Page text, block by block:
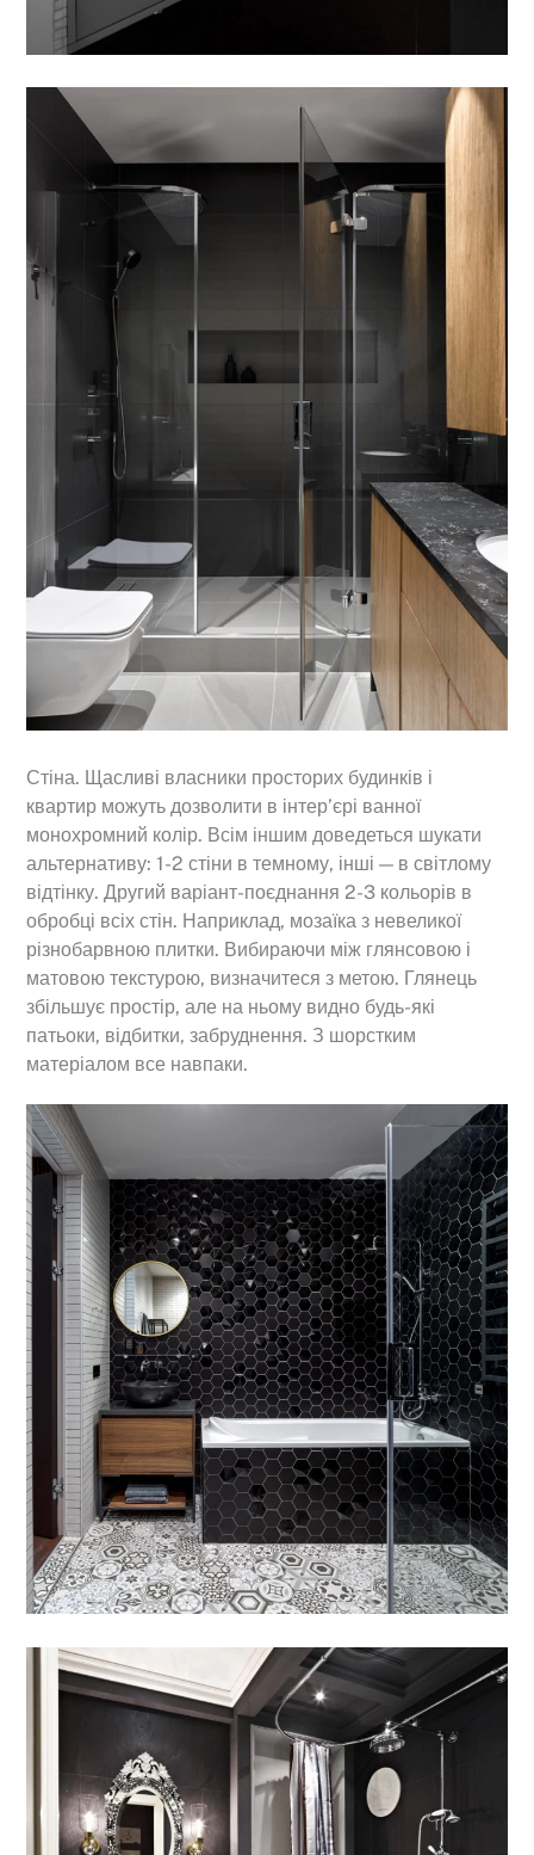
Стіна. Щасливі власники просторих будинків і
квартир можуть дозволити в інтер’єрі ванної
монохромний колір. Всім іншим доведеться шукати
альтернативу: 1-2 стіни в темному, інші — в світлому
відтінку. Другий варіант-поєднання 2-3 кольорів в
обробці всіх стін. Наприклад, мозаїка з невеликої
різнобарвною плитки. Вибираючи між глянсовою і
матовою текстурою, визначитеся з метою. Глянець
збільшує простір, але на ньому видно будь-які
патьоки, відбитки, забруднення. З шорстким
матеріалом все навпаки.